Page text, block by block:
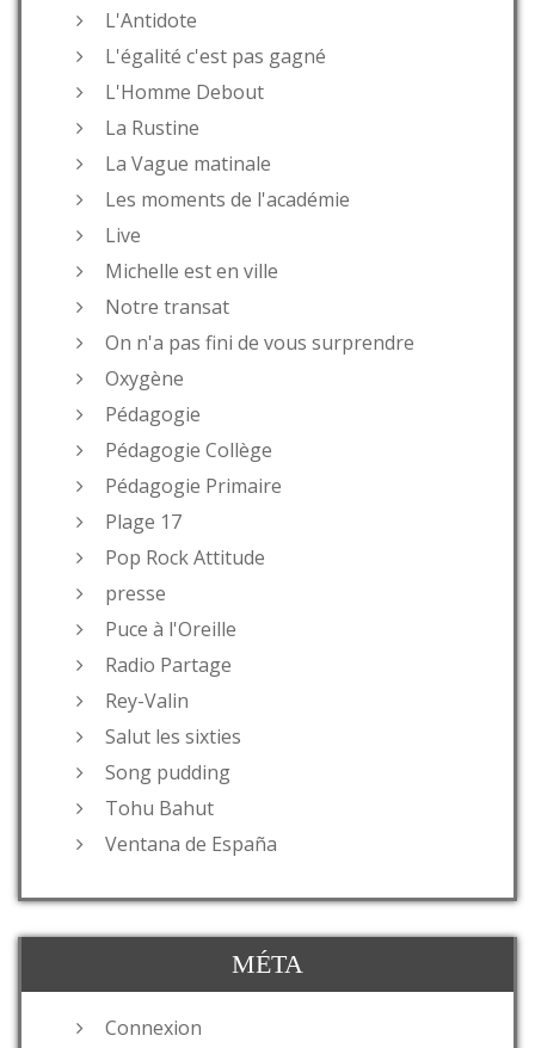
L'Antidote
L'égalité c'est pas gagné
L'Homme Debout
La Rustine
La Vague matinale
Les moments de l'académie
Live
Michelle est en ville
Notre transat
On n'a pas fini de vous surprendre
Oxygène
Pédagogie
Pédagogie Collège
Pédagogie Primaire
Plage 17
Pop Rock Attitude
presse
Puce à l'Oreille
Radio Partage
Rey-Valin
Salut les sixties
Song pudding
Tohu Bahut
Ventana de España
MÉTA
Connexion